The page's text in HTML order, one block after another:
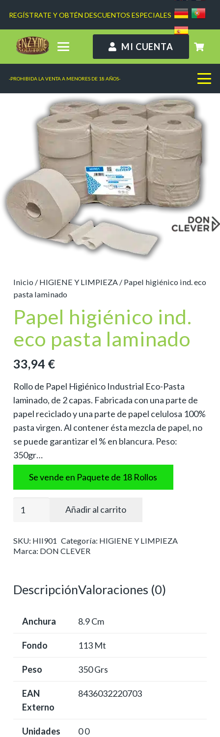
REGÍSTRATE Y OBTÉN DESCUENTOS ESPECIALES
MI CUENTA
-PROHIBIDA LA VENTA A MENORES DE 18 AÑOS-
Inicio / HIGIENE Y LIMPIEZA / Papel higiénico ind. eco
pasta laminado
Papel higiénico ind.
eco pasta laminado
33,94 €
Rollo de Papel Higiénico Industrial Eco-Pasta
laminado, de 2 capas. Fabricada con una parte de
papel reciclado y una parte de papel celulosa 100%
pasta virgen. Al contener ésta mezcla de papel, no
se puede garantizar el % en blancura. Peso:
350gr…
Se vende en Paquete de 18 Rollos
eco
cantidad
Añadir al carrito
SKU: HII901 Categoría: HIGIENE Y LIMPIEZA
Marca: DON CLEVER
DescripciónValoraciones (0)
Anchura 8.9 Cm
Fondo 113 Mt
Peso 350 Grs
EAN
Externo
8436032220703
Unidades
0 0